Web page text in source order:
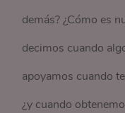
demás? ¿Cómo es
decimos cuando
apoyamos cuando
¿y cuando